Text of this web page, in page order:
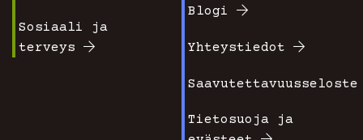
Sosiaali ja
terveys
Blogi
Yhteystiedot
Saavutettavuusseloste
Tietosuoja ja